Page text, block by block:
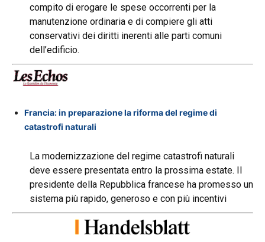
compito di erogare le spese occorrenti per la
manutenzione ordinaria e di compiere gli atti
conservativi dei diritti inerenti alle parti comuni
dell’edificio.
Francia: in preparazione la riforma del regime di
catastrofi naturali
La modernizzazione del regime catastrofi naturali
deve essere presentata entro la prossima estate. Il
presidente della Repubblica francese ha promesso un
sistema più rapido, generoso e con più incentivi